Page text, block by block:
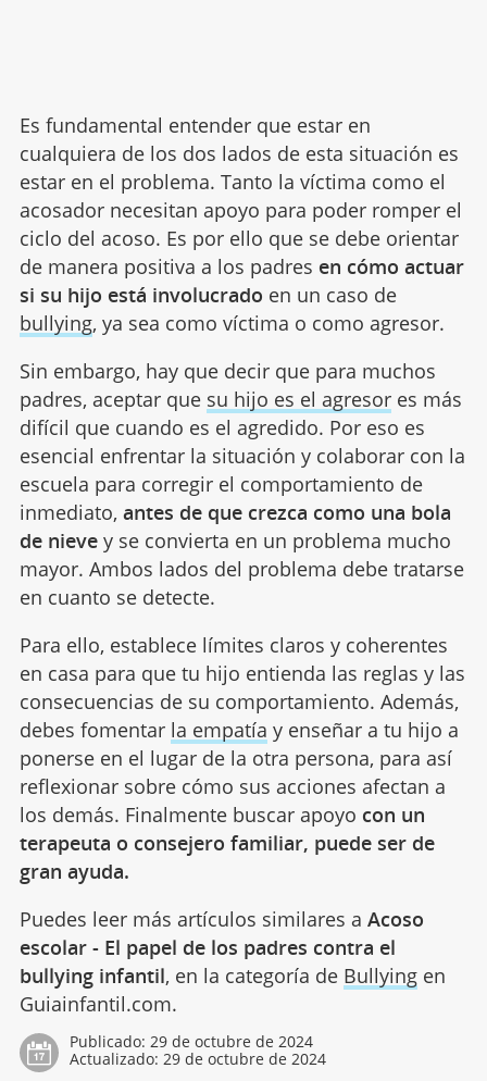
Es fundamental entender que estar en
cualquiera de los dos lados de esta situación es
estar en el problema. Tanto la víctima como el
acosador necesitan apoyo para poder romper el
ciclo del acoso. Es por ello que se debe orientar
de manera positiva a los padres en cómo actuar
si su hijo está involucrado en un caso de
bullying, ya sea como víctima o como agresor.
Sin embargo, hay que decir que para muchos
padres, aceptar que su hijo es el agresores más
difícil que cuando es el agredido. Por eso es
esencial enfrentar la situación y colaborar con la
escuela para corregir el comportamiento de
inmediato, antes de que crezca como una bola
de nievey se convierta en un problema mucho
mayor. Ambos lados del problema debe tratarse
en cuanto se detecte.
Para ello, establece límites claros y coherentes
en casa para que tu hijo entienda las reglas y las
consecuencias de su comportamiento. Además,
debes fomentar la empatía y enseñar a tu hijo a
ponerse en el lugar de la otra persona, para así
reflexionar sobre cómo sus acciones afectan a
los demás. Finalmente buscar apoyo con un
terapeuta o consejero familiar, puede ser de
gran ayuda.
Puedes leer más artículos similares a Acoso
escolar - El papel de los padres contra el
bullying infantil, en la categoría de Bullyingen
Guiainfantil.com.
Publicado: 29 de octubre de 2024
Actualizado: 29 de octubre de 2024